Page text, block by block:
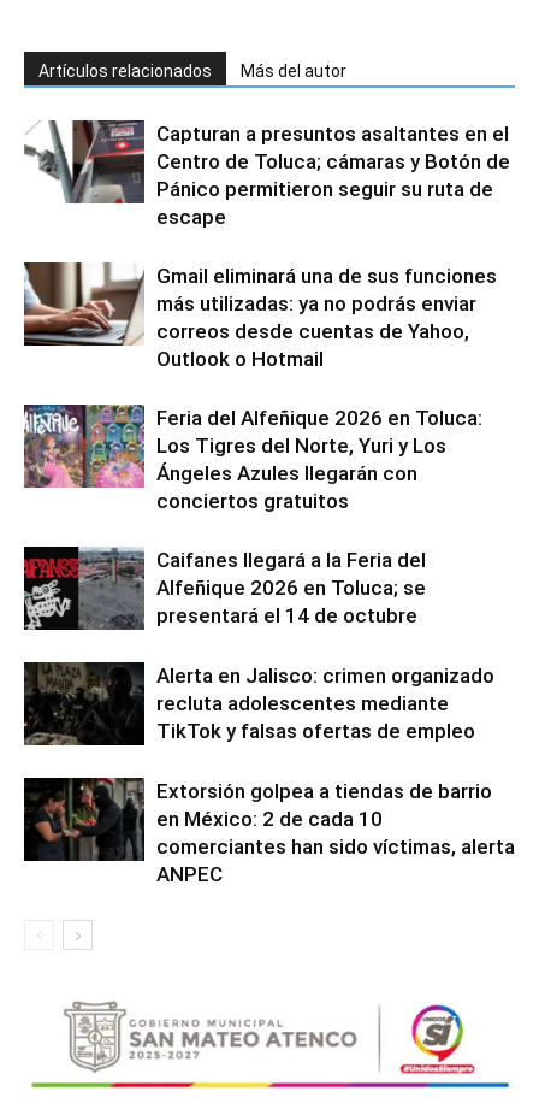
Artículos relacionados Más del autor
Capturan a presuntos asaltantes en el
Centro de Toluca; cámaras y Botón de
Pánico permitieron seguir su ruta de
escape
Gmail eliminará una de sus funciones
más utilizadas: ya no podrás enviar
correos desde cuentas de Yahoo,
Outlook o Hotmail
Feria del Alfeñique 2026 en Toluca:
Los Tigres del Norte, Yuri y Los
Ángeles Azules llegarán con
conciertos gratuitos
Caifanes llegará a la Feria del
Alfeñique 2026 en Toluca; se
presentará el 14 de octubre
Alerta en Jalisco: crimen organizado
recluta adolescentes mediante
TikTok y falsas ofertas de empleo
Extorsión golpea a tiendas de barrio
en México: 2 de cada 10
comerciantes han sido víctimas, alerta
ANPEC